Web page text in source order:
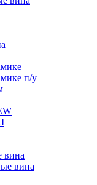
п/у
вина
вина